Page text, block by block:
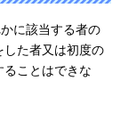
に該当する者の
した者又は初度の
ることはできな